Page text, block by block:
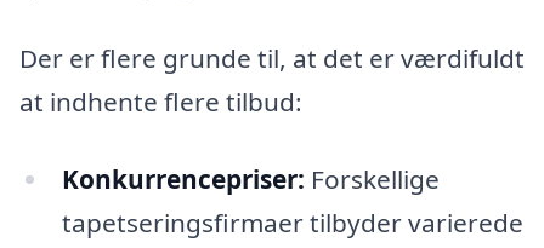
Der er flere grunde til, at det er værdifuldt
at indhente flere tilbud:
Konkurrencepriser: Forskellige
tapetseringsfirmaer tilbyder varierede